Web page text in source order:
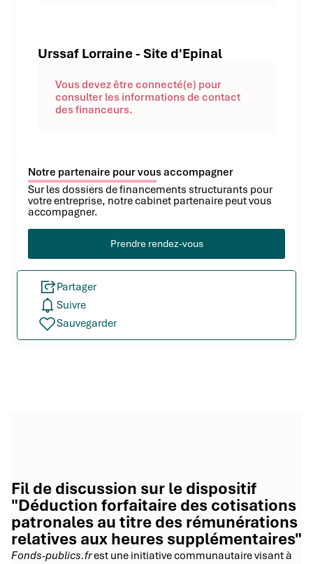
Urssaf Lorraine - Site d'Epinal
Vous devez être connecté(e) pour
consulter les informations de contact
des financeurs.
Notre partenaire pour vous accompagner
Sur les dossiers de financements structurants pour
votre entreprise, notre cabinet partenaire peut vous
accompagner.
Prendre rendez-vous
Partager
Suivre
Sauvegarder
Fil de discussion sur le dispositif
"Déduction forfaitaire des cotisations
patronales au titre des rémunérations
relatives aux heures supplémentaires"
Fonds-publics.frest une initiative communautaire visant à